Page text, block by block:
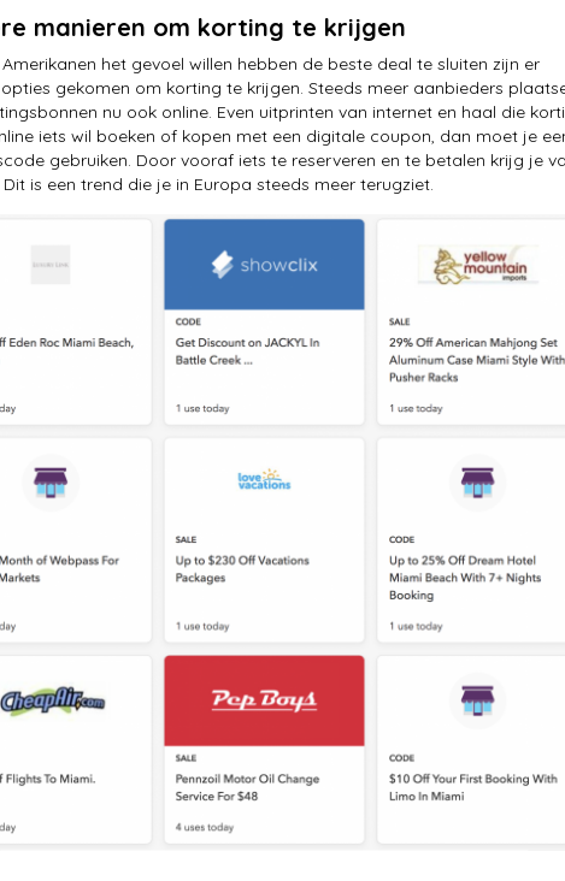
manieren om korting te krijgen
het gevoel willen hebben de beste deal te sluiten zijn er
gekomen om korting te krijgen. Steeds meer aanbieders
nu ook online. Even uitprinten van internet en haal die
iets wil boeken of kopen met een digitale coupon, dan moet je
gebruiken. Door vooraf iets te reserveren en te betalen krijg je
is een trend die je in Europa steeds meer terugziet.